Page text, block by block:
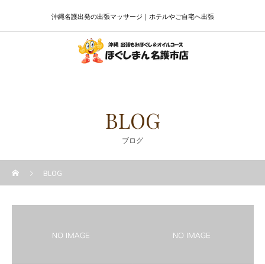
沖縄名護出発の出張マッサージ｜ホテルやご自宅へ出張
BLOG
ブログ
BLOG